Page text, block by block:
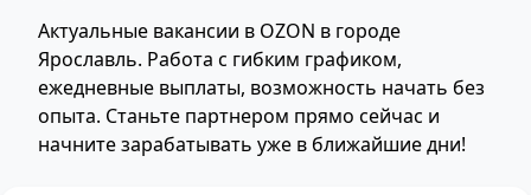
Актуальные вакансии в OZON в городе
Ярославль. Работа с гибким графиком,
ежедневные выплаты, возможность начать без
опыта. Станьте партнером прямо сейчас и
начните зарабатывать уже в ближайшие дни!